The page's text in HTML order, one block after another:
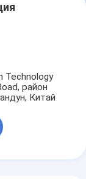
Technology
район
Китай